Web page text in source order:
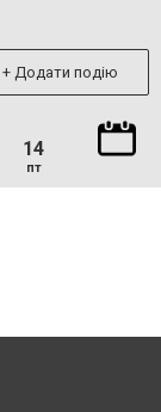
+ Додати подію
14
пт